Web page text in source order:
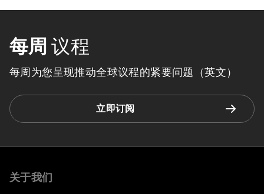
每周 议程
每周为您呈现推动全球议程的紧要问题（英文）
立即订阅
关于我们